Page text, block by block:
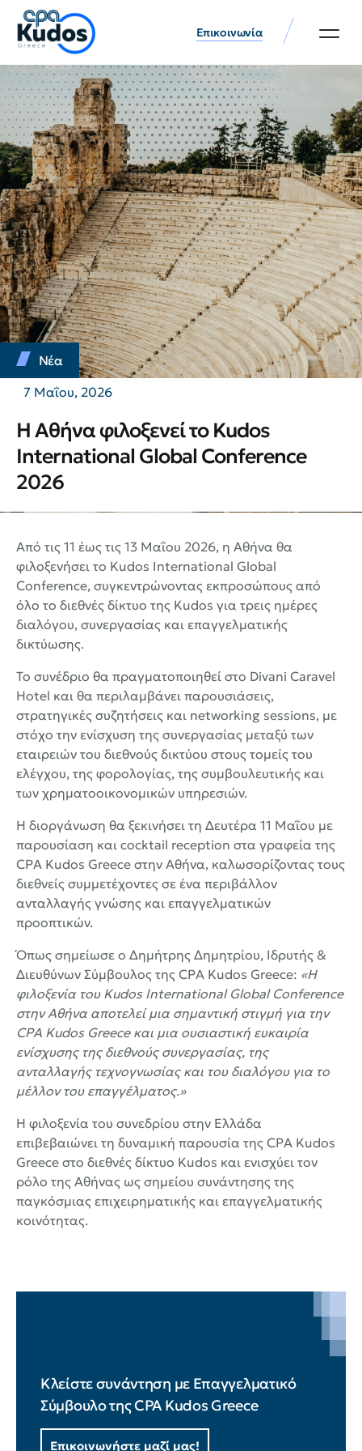
Επικοινωνία
Νέα
7 Μαΐου, 2026
Η Αθήνα φιλοξενεί το Kudos
International Global Conference
2026
Από τις 11 έως τις 13 Μαΐου 2026, η Αθήνα θα
φιλοξενήσει το Kudos International Global
Conference, συγκεντρώνοντας εκπροσώπους από
όλο το διεθνές δίκτυο της Kudos για τρεις ημέρες
διαλόγου, συνεργασίας και επαγγελματικής
δικτύωσης.
Το συνέδριο θα πραγματοποιηθεί στο Divani Caravel
Hotel και θα περιλαμβάνει παρουσιάσεις,
στρατηγικές συζητήσεις και networking sessions, με
στόχο την ενίσχυση της συνεργασίας μεταξύ των
εταιρειών του διεθνούς δικτύου στους τομείς του
ελέγχου, της φορολογίας, της συμβουλευτικής και
των χρηματοοικονομικών υπηρεσιών.
Η διοργάνωση θα ξεκινήσει τη Δευτέρα 11 Μαΐου με
παρουσίαση και cocktail reception στα γραφεία της
CPA Kudos Greece στην Αθήνα, καλωσορίζοντας τους
διεθνείς συμμετέχοντες σε ένα περιβάλλον
ανταλλαγής γνώσης και επαγγελματικών
προοπτικών.
Όπως σημείωσε ο Δημήτρης Δημητρίου, Ιδρυτής &
Διευθύνων Σύμβουλος της CPA Kudos Greece: «Η
φιλοξενία του Kudos International Global Conference
στην Αθήνα αποτελεί μια σημαντική στιγμή για την
CPA Kudos Greece και μια ουσιαστική ευκαιρία
ενίσχυσης της διεθνούς συνεργασίας, της
ανταλλαγής τεχνογνωσίας και του διαλόγου για το
μέλλον του επαγγέλματος.»
Η φιλοξενία του συνεδρίου στην Ελλάδα
επιβεβαιώνει τη δυναμική παρουσία της CPA Kudos
Greece στο διεθνές δίκτυο Kudos και ενισχύει τον
ρόλο της Αθήνας ως σημείου συνάντησης της
παγκόσμιας επιχειρηματικής και επαγγελματικής
κοινότητας.
Κλείστε συνάντηση με Επαγγελματικό
Σύμβουλο της CPA Kudos Greece
Επικοινωνήστε μαζί μας!